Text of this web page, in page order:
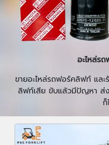
อะไหล่ร
ขายอะไหล่รถฟอร์คลิฟท์ แล
ลิฟท์เสีย ขับแล้วมีปัญหา ส่ง